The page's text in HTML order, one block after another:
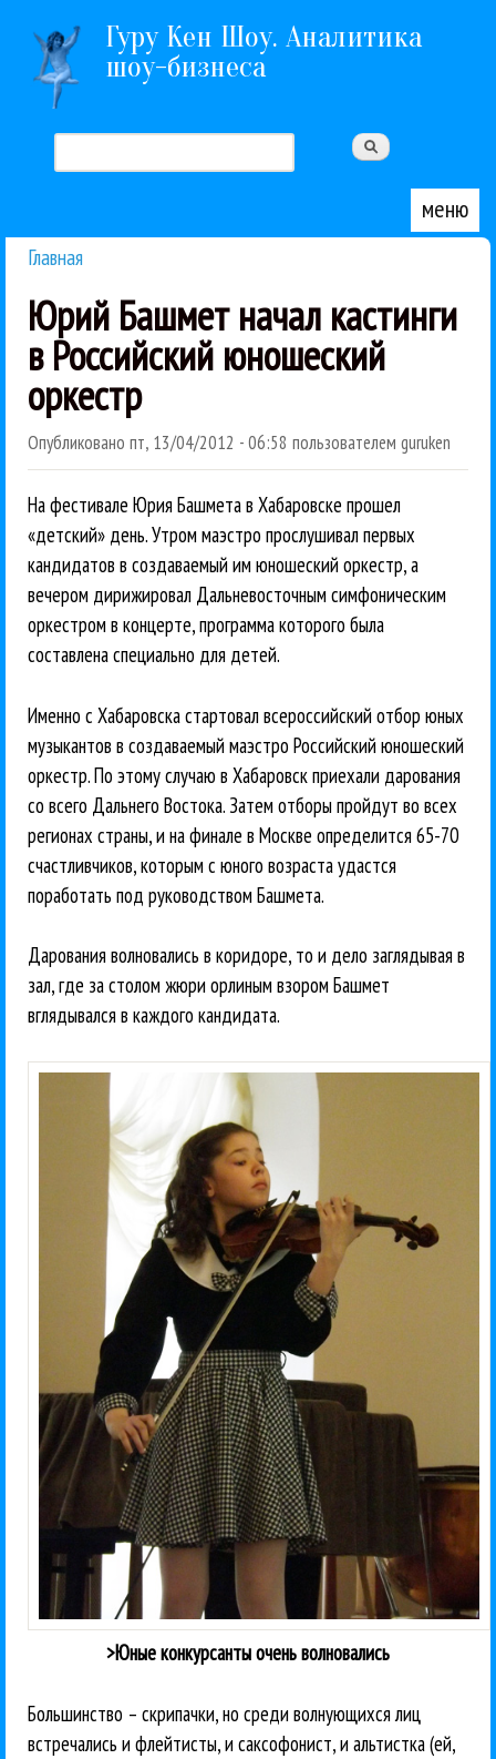
Перейти к основному содержанию
Гуру Кен Шоу. Аналитика
шоу-бизнеса
Форма поиска
меню
Главная
Юрий Башмет начал кастинги
в Российский юношеский
оркестр
Опубликовано пт, 13/04/2012 - 06:58 пользователем guruken
На фестивале Юрия Башмета в Хабаровске прошел
«детский» день. Утром маэстро прослушивал первых
кандидатов в создаваемый им юношеский оркестр, а
вечером дирижировал Дальневосточным симфоническим
оркестром в концерте, программа которого была
составлена специально для детей.
Именно с Хабаровска стартовал всероссийский отбор юных
музыкантов в создаваемый маэстро Российский юношеский
оркестр. По этому случаю в Хабаровск приехали дарования
со всего Дальнего Востока. Затем отборы пройдут во всех
регионах страны, и на финале в Москве определится 65-70
счастливчиков, которым с юного возраста удастся
поработать под руководством Башмета.
Дарования волновались в коридоре, то и дело заглядывая в
зал, где за столом жюри орлиным взором Башмет
вглядывался в каждого кандидата.
>Юные конкурсанты очень волновались
Большинство – скрипачки, но среди волнующихся лиц
встречались и флейтисты, и саксофонист, и альтистка (ей,